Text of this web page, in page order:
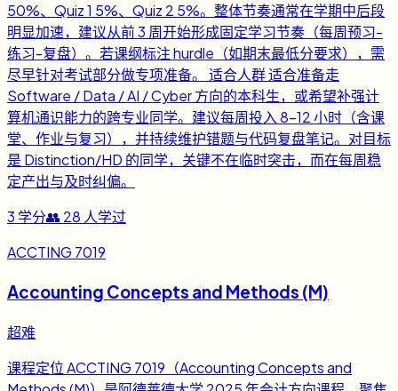
50%、Quiz 1 5%、Quiz 2 5%。整体节奏通常在学期中后段
明显加速，建议从前 3 周开始形成固定学习节奏（每周预习-
练习-复盘）。若课纲标注 hurdle（如期末最低分要求），需
尽早针对考试部分做专项准备。 适合人群 适合准备走
Software / Data / AI / Cyber 方向的本科生，或希望补强计
算机通识能力的跨专业同学。建议每周投入 8-12 小时（含课
堂、作业与复习），并持续维护错题与代码复盘笔记。对目标
是 Distinction/HD 的同学，关键不在临时突击，而在每周稳
定产出与及时纠偏。
3 学分👥 28 人学过
ACCTING 7019
Accounting Concepts and Methods (M)
超难
课程定位 ACCTING 7019（Accounting Concepts and